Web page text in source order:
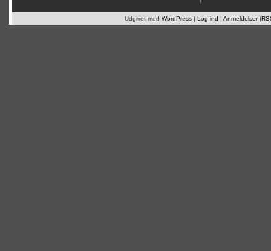
Udgivet med WordPress | Log ind | Anmeldelser